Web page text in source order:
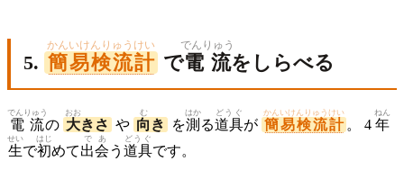
5. 簡易検流計
かんいけんりゅうけい
で電流
でんりゅう
をしらべる
電流
でんりゅう
の 大
おお
きさ や 向
む
き を測
はか
る道具
どうぐ
が 簡易検流計
かんいけんりゅうけい
。 4 年
ねん
生
せい
で初
はじ
めて出会
であ
う 道具
どうぐ
です。